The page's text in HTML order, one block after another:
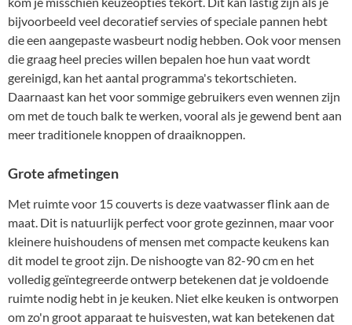
bijvoorbeeld veel decoratief servies of speciale pannen hebt
die een aangepaste wasbeurt nodig hebben. Ook voor mensen
die graag heel precies willen bepalen hoe hun vaat wordt
gereinigd, kan het aantal programma's tekortschieten.
Daarnaast kan het voor sommige gebruikers even wennen zijn
om met de touch balk te werken, vooral als je gewend bent aan
meer traditionele knoppen of draaiknoppen.
Grote afmetingen
Met ruimte voor 15 couverts is deze vaatwasser flink aan de
maat. Dit is natuurlijk perfect voor grote gezinnen, maar voor
kleinere huishoudens of mensen met compacte keukens kan
dit model te groot zijn. De nishoogte van 82-90 cm en het
volledig geïntegreerde ontwerp betekenen dat je voldoende
ruimte nodig hebt in je keuken. Niet elke keuken is ontworpen
om zo'n groot apparaat te huisvesten, wat kan betekenen dat